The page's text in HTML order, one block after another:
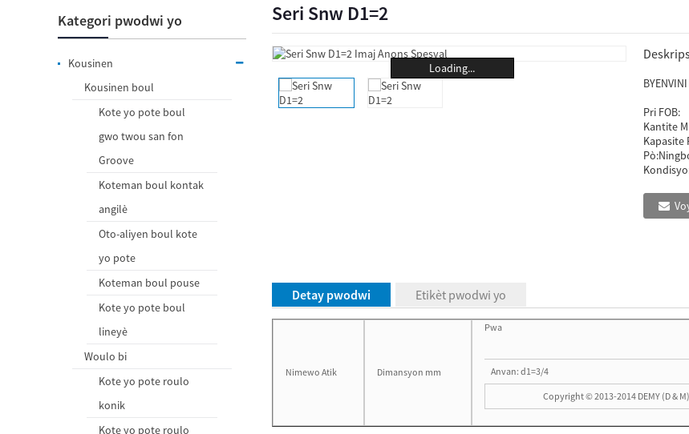
Kategori pwodwi yo
Kousinen
Kousinen boul
Kote yo pote boul
gwo twou san fon
Groove
Koteman boul kontak
angilè
Oto-aliyen boul kote
yo pote
Koteman boul pouse
Kote yo pote boul
lineyè
Woulo bi
Kote yo pote roulo
konik
Kote yo pote roulo
Seri Snw D1=2
Loading...
Pri FOB:
Kantite
Kapasite
Pò:
Detay pwodwi Etikèt pwodwi yo
Nimewo Atik Dimansyon mm
Pwa
Anvan: d1=3/4
Copyright © 2013-2014 DEMY (D &